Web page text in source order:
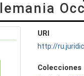
URI
http://
Colecciones